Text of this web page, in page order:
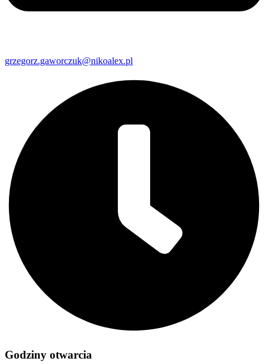
grzegorz.gaworczuk@nikoalex.pl
Godziny otwarcia